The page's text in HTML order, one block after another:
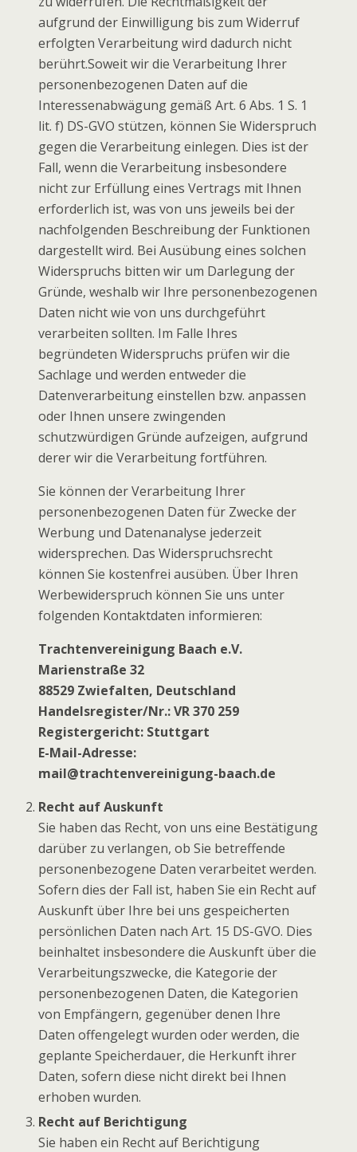
aufgrund der Einwilligung bis zum Widerruf
erfolgten Verarbeitung wird dadurch nicht
berührt.Soweit wir die Verarbeitung Ihrer
personenbezogenen Daten auf die
Interessenabwägung gemäß Art. 6 Abs. 1 S. 1
lit. f) DS-GVO stützen, können Sie Widerspruch
gegen die Verarbeitung einlegen. Dies ist der
Fall, wenn die Verarbeitung insbesondere
nicht zur Erfüllung eines Vertrags mit Ihnen
erforderlich ist, was von uns jeweils bei der
nachfolgenden Beschreibung der Funktionen
dargestellt wird. Bei Ausübung eines solchen
Widerspruchs bitten wir um Darlegung der
Gründe, weshalb wir Ihre personenbezogenen
Daten nicht wie von uns durchgeführt
verarbeiten sollten. Im Falle Ihres
begründeten Widerspruchs prüfen wir die
Sachlage und werden entweder die
Datenverarbeitung einstellen bzw. anpassen
oder Ihnen unsere zwingenden
schutzwürdigen Gründe aufzeigen, aufgrund
derer wir die Verarbeitung fortführen.
Sie können der Verarbeitung Ihrer
personenbezogenen Daten für Zwecke der
Werbung und Datenanalyse jederzeit
widersprechen. Das Widerspruchsrecht
können Sie kostenfrei ausüben. Über Ihren
Werbewiderspruch können Sie uns unter
folgenden Kontaktdaten informieren:
Trachtenvereinigung Baach e.V.
Marienstraße 32
88529 Zwiefalten, Deutschland
Handelsregister/Nr.: VR 370 259
Registergericht: Stuttgart
E-Mail-Adresse:
mail@trachtenvereinigung-baach.de
Recht auf Auskunft
Sie haben das Recht, von uns eine Bestätigung
darüber zu verlangen, ob Sie betreffende
personenbezogene Daten verarbeitet werden.
Sofern dies der Fall ist, haben Sie ein Recht auf
Auskunft über Ihre bei uns gespeicherten
persönlichen Daten nach Art. 15 DS-GVO. Dies
beinhaltet insbesondere die Auskunft über die
Verarbeitungszwecke, die Kategorie der
personenbezogenen Daten, die Kategorien
von Empfängern, gegenüber denen Ihre
Daten offengelegt wurden oder werden, die
geplante Speicherdauer, die Herkunft ihrer
Daten, sofern diese nicht direkt bei Ihnen
erhoben wurden.
Recht auf Berichtigung
Sie haben ein Recht auf Berichtigung